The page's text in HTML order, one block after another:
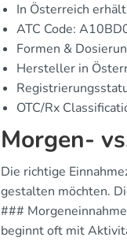
In Österreich
ATC Code:
Formen &
Hersteller in
OTC/Rx
Morgen-
Die richtige
gestalten möchten.
###
beginnt oft mit